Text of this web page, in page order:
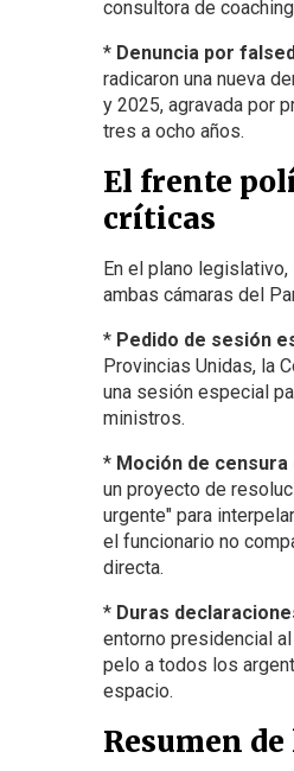
consultora de
* Denuncia por
radicaron una nueva
y 2025, agravada por
tres a ocho años.
El frente
críticas
En el plano
ambas cámaras del
* Pedido de sesión
Provincias Unidas, la
una sesión especial
ministros.
* Moción de censura
un proyecto de
urgente" para
el funcionario no
directa.
* Duras
entorno presidencial
pelo a todos los
espacio.
Resumen